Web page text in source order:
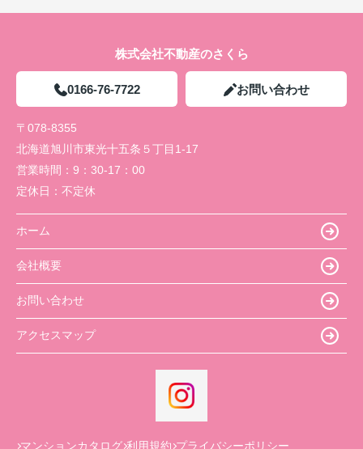
株式会社不動産のさくら
0166-76-7722 お問い合わせ
〒078-8355
北海道旭川市東光十五条５丁目1-17
営業時間： 9：30-17：00
定休日： 不定休
ホーム
会社概要
お問い合わせ
アクセスマップ
マンションカタログ 利用規約 プライバシーポリシー